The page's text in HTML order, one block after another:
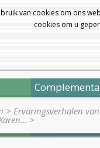
van cookies om ons
cookies om u
> Ervaringsverhalen
>